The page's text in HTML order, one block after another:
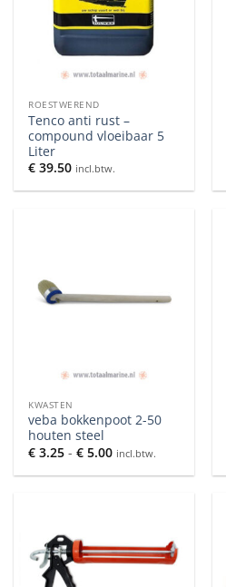
ROESTWEREND
Tenco anti rust –
compound vloeibaar 5
Liter
€ 39.50 incl.btw.
KWASTEN
veba bokkenpoot 2-50
houten steel
€ 3.25 - € 5.00Prijsklasse:
€ 3.25
tot
incl.btw.